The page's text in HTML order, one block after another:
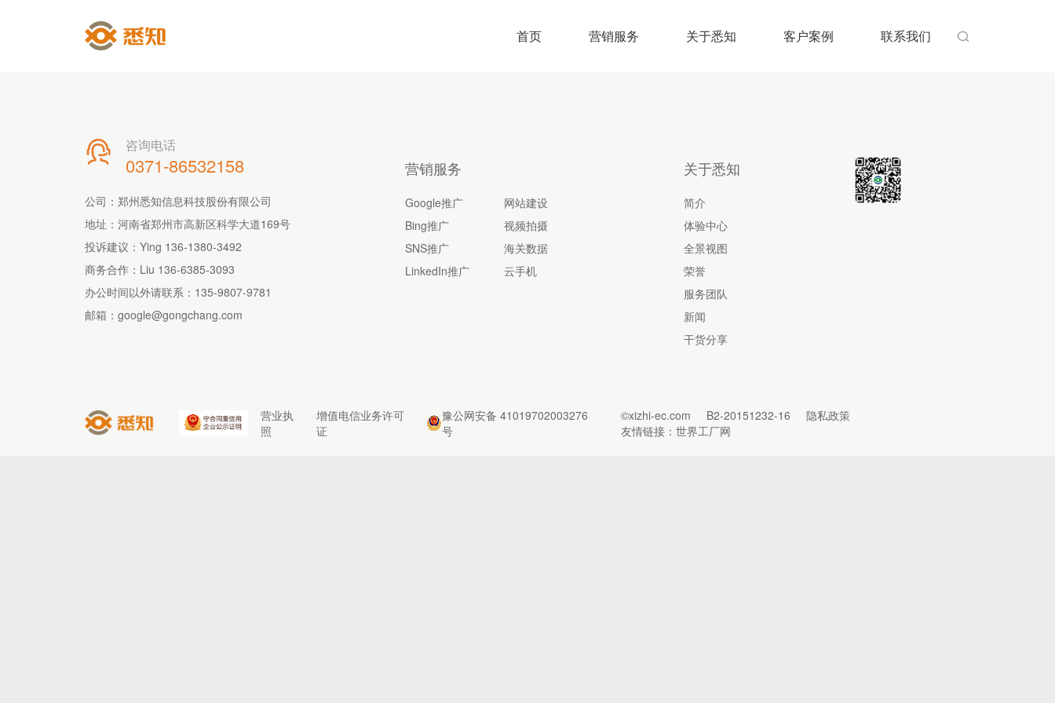
首页 营销服务 关于悉知 客户案例 联系我们 
 咨询电话
0371-86532158
公司：郑州悉知信息科技股份有限公司
地址：河南省郑州市高新区科学大道169号
投诉建议：Ying 136-1380-3492
商务合作：Liu 136-6385-3093
办公时间以外请联系： 135-9807-9781
邮箱： google@gongchang.com
营销服务
Google推广
Bing推广
SNS推广
LinkedIn推广
网站建设
视频拍摄
海关数据
云手机
关于悉知
简介
体验中心
全景视图
荣誉
服务团队
新闻
干货分享
营业执
照
增值电信业务许可
证
豫公网安备 41019702003276
号
©xizhi-ec.com B2-20151232-16
隐私政策
友情链接： 世界工厂网